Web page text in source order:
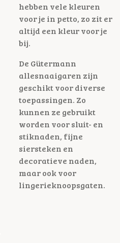
hebben vele kleuren
voor je in petto, zo zit er
altijd een kleur voor je
bij.
De Gütermann
allesnaaigaren zijn
geschikt voor diverse
toepassingen. Zo
kunnen ze gebruikt
worden voor sluit- en
stiknaden, fijne
siersteken en
decoratieve naden,
maar ook voor
lingerieknoopsgaten.